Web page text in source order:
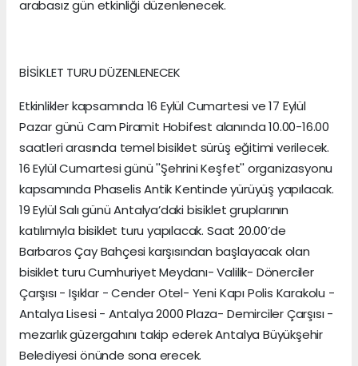
arabasız gün etkinliği düzenlenecek.
BİSİKLET TURU DÜZENLENECEK
Etkinlikler kapsamında 16 Eylül Cumartesi ve 17 Eylül
Pazar günü Cam Piramit Hobifest alanında 10.00-16.00
saatleri arasında temel bisiklet sürüş eğitimi verilecek.
16 Eylül Cumartesi günü ''Şehrini Keşfet'' organizasyonu
kapsamında Phaselis Antik Kentinde yürüyüş yapılacak.
19 Eylül Salı günü Antalya’daki bisiklet gruplarının
katılımıyla bisiklet turu yapılacak. Saat 20.00’de
Barbaros Çay Bahçesi karşısından başlayacak olan
bisiklet turu Cumhuriyet Meydanı- Valilik- Dönerciler
Çarşısı - Işıklar - Cender Otel- Yeni Kapı Polis Karakolu -
Antalya Lisesi - Antalya 2000 Plaza- Demirciler Çarşısı -
mezarlık güzergahını takip ederek Antalya Büyükşehir
Belediyesi önünde sona erecek.